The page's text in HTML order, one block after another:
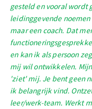
gesteld en vooral wordt
leidinggevende
maar een coach. Dat
en kan ik als persoon
mij wil ontwikkelen.
'ziet' mij. Je bent geen
ik belangrijk vind.
leer/werk-team. Werkt